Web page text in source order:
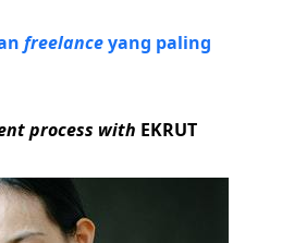
freelanceyang paling
process with EKRUT